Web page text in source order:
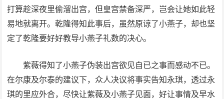
打算趁深夜里偷溜出宫，但皇宫禁备深严，岂会让她如此轻
易地就离开。乾隆得知此事后，虽然原谅了小燕子，却也坚
定了乾隆要好好教导小燕子礼数的决心。
紫薇得知了小燕子伪装出宫欲见自已之事而感动不已。
在尔康及尔泰的建议下，众人决议将事实告知永琪，透过永
琪的里应外合，尽快让紫薇及小燕子见面，好让事情及早水